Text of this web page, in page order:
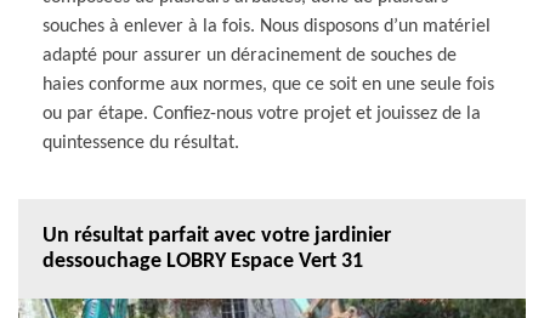
souches à enlever à la fois. Nous disposons d’un matériel
adapté pour assurer un déracinement de souches de
haies conforme aux normes, que ce soit en une seule fois
ou par étape. Confiez-nous votre projet et jouissez de la
quintessence du résultat.
Un résultat parfait avec votre jardinier
dessouchage LOBRY Espace Vert 31